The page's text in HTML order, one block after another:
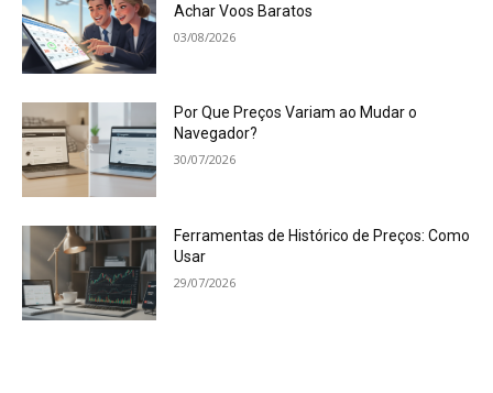
Achar Voos Baratos
03/08/2026
Por Que Preços Variam ao Mudar o
Navegador?
30/07/2026
Ferramentas de Histórico de Preços: Como
Usar
29/07/2026